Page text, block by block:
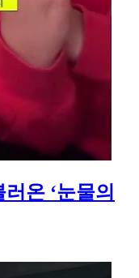
온 ‘눈물의